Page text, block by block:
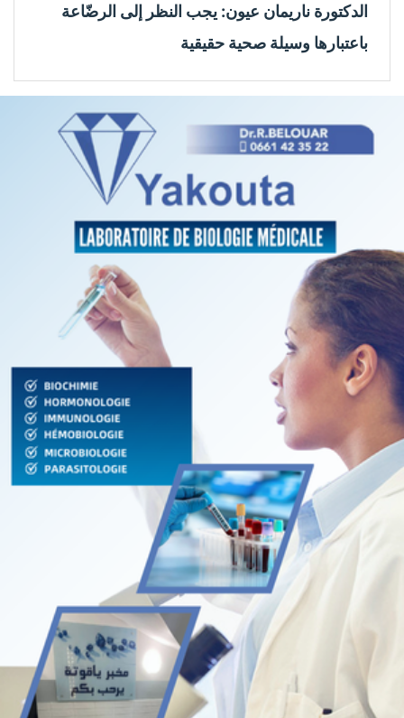
الدكتورة ناريمان عيون: يجب النظر إلى الرضّاعة
باعتبارها وسيلة صحية حقيقية